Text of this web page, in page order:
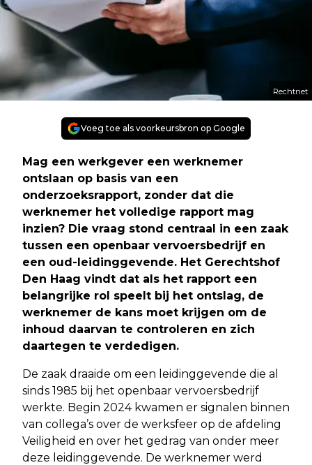
Rechtnet
Voeg toe als voorkeursbron op Google
Mag een werkgever een werknemer
ontslaan op basis van een
onderzoeksrapport, zonder dat die
werknemer het volledige rapport mag
inzien? Die vraag stond centraal in een zaak
tussen een openbaar vervoersbedrijf en
een oud-leidinggevende. Het Gerechtshof
Den Haag vindt dat als het rapport een
belangrijke rol speelt bij het ontslag, de
werknemer de kans moet krijgen om de
inhoud daarvan te controleren en zich
daartegen te verdedigen.
De zaak draaide om een leidinggevende die al
sinds 1985 bij het openbaar vervoersbedrijf
werkte. Begin 2024 kwamen er signalen binnen
van collega’s over de werksfeer op de afdeling
Veiligheid en over het gedrag van onder meer
deze leidinggevende. De werknemer werd